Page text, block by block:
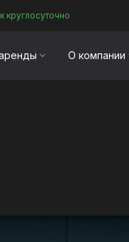
О компании
круглосуточно